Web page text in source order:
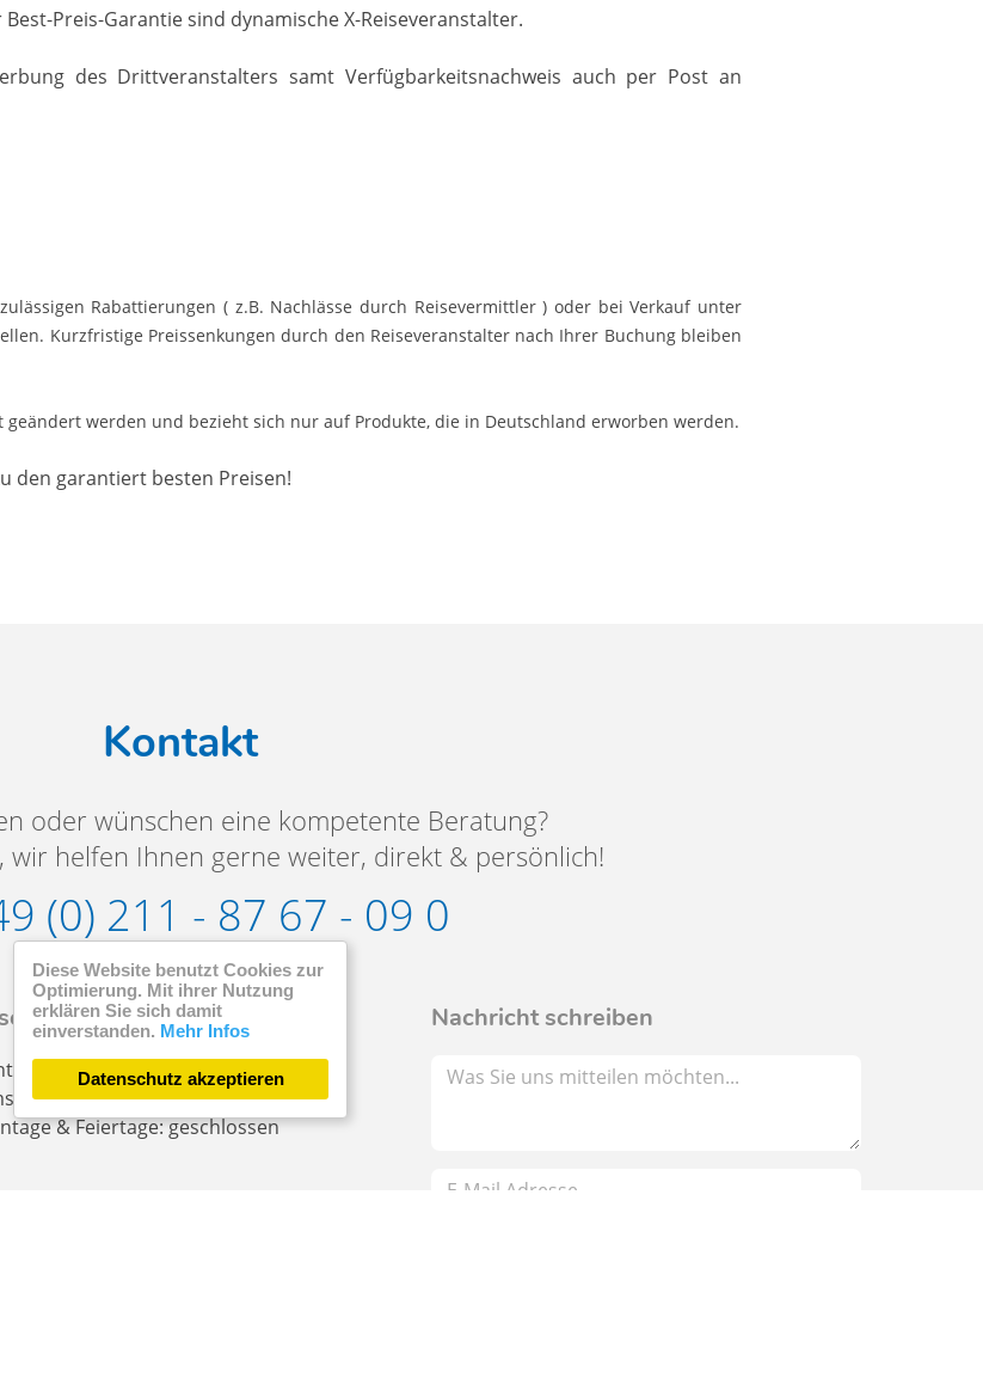
Preis-Garantie sind dynamische X-Reiseveranstalter.
des Drittveranstalters samt Verfügbarkeitsnachweis auch per Post an
Rabattierungen ( z.B. Nachlässe durch Reisevermittler ) oder bei Verkauf unter
Kurzfristige Preissenkungen durch den Reiseveranstalter nach Ihrer Buchung bleiben
geändert werden und bezieht sich nur auf Produkte, die in Deutschland erworben werden.
den garantiert besten Preisen!
Kontakt
oder wünschen eine kompetente Beratung?
wir helfen Ihnen gerne weiter, direkt & persönlich!
(0) 211 - 87 67 - 09 0
Servicezeiten
- Freitags: 09:00 - 18:00 Uhr
09:00 - 17:00 Uhr
& Feiertage: geschlossen
Nachricht schreiben
Diese Website benutzt Cookies zur
Optimierung. Mit ihrer Nutzung
erklären Sie sich damit
einverstanden. Mehr Infos
Datenschutz akzeptieren